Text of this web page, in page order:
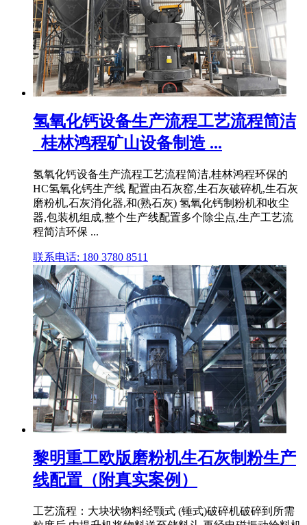
氢氧化钙设备生产流程工艺流程简洁
_桂林鸿程矿山设备制造 ...
氢氧化钙设备生产流程工艺流程简洁,桂林鸿程环保的
HC氢氧化钙生产线 配置由石灰窑,生石灰破碎机,生石灰
磨粉机,石灰消化器,和(熟石灰) 氢氧化钙制粉机和收尘
器,包装机组成,整个生产线配置多个除尘点,生产工艺流
程简洁环保 ...
联系电话: 180 3780 8511
黎明重工欧版磨粉机生石灰制粉生产
线配置（附真实案例）
工艺流程：大块状物料经颚式 (锤式)破碎机破碎到所需